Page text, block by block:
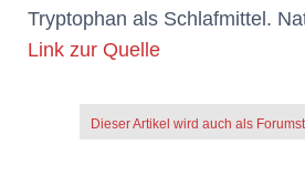
Tryptophan als Schlafmittel.
Link zur Quelle
Dieser Artikel wird auch als